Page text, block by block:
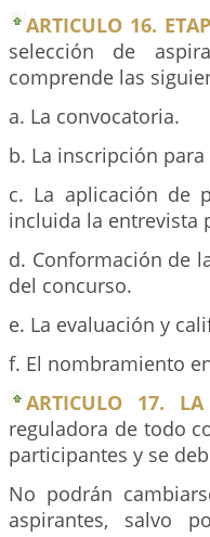
ARTICULO 16.
selección de
comprende las
a. La convocatoria.
b. La inscripción
c. La aplicación de
incluida la entrevista
d. Conformación de
del concurso.
e. La evaluación y
f. El nombramiento
ARTICULO 17. LA
reguladora de todo
participantes y se
No podrán
aspirantes, salvo